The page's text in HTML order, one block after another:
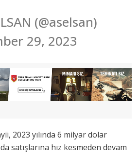
(@aselsan)
29, 2023
2023 yılında 6 milyar dolar
satışlarına hız kesmeden devam